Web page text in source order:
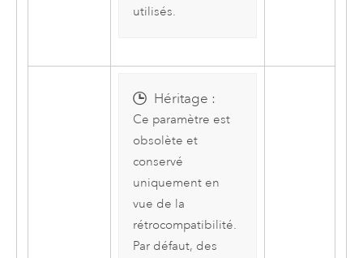
utilisés.
Héritage :
Ce paramètre est
obsolète et
conservé
uniquement en
vue de la
rétrocompatibilité.
Par défaut, des